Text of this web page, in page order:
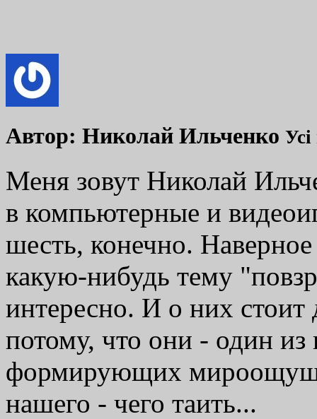
Автор: Николай Ильченко
Меня зовут Николай
в компьютерные и
шесть, конечно.
какую-нибудь тему
интересно. И о них стоит
потому, что они - один
формирующих
нашего - чего таить...